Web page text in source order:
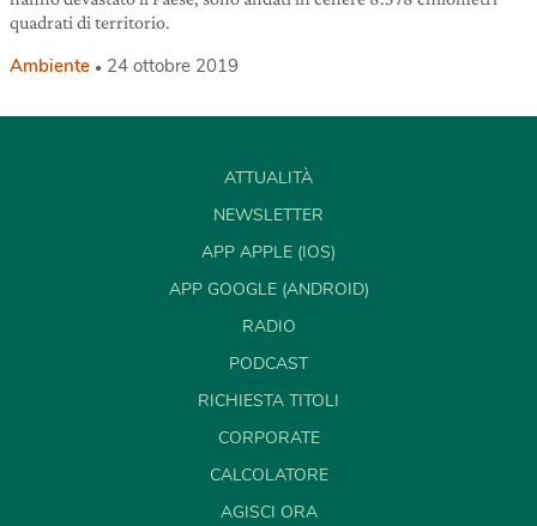
quadrati di territorio.
Ambiente 24 ottobre 2019
ATTUALITÀ
NEWSLETTER
APP APPLE (IOS)
APP GOOGLE (ANDROID)
RADIO
PODCAST
RICHIESTA TITOLI
CORPORATE
CALCOLATORE
AGISCI ORA